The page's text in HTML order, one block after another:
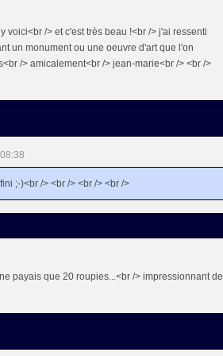
voici<br /> et c'est très beau !<br /> j'ai ressenti
un monument ou une oeuvre d'art que l'on
/> amicalement<br /> jean-marie<br /> <br />
;-)<br /> <br /> <br /> <br />
payais que 20 roupies...<br /> impressionnant de